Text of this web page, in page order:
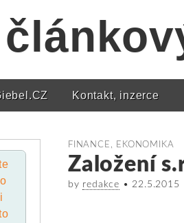
Kontakt, inzerce
FINANCE, EKONOMIKA
Založení
by redakce • 22.5.2015